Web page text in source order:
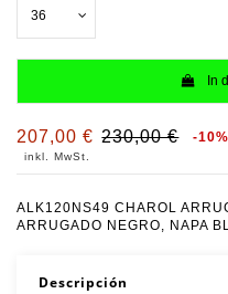
In
207,00 € 230,00 € -10%
inkl. MwSt.
ALK120NS49 CHAROL
ARRUGADO NEGRO, NAPA
Descripción